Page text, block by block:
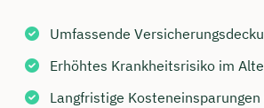
Umfassende
Erhöhtes Krankheitsrisiko im
Langfristige